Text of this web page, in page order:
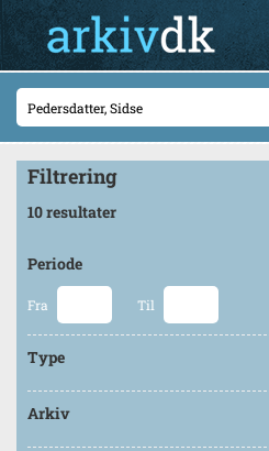
Filtrering
10 resultater
Periode
Fra Til
Type
Arkiv